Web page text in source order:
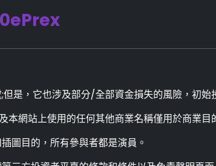
是，它也涉及部分/全部資金損失的風險，初
本網站上使用的任何其他商業名稱僅用於商業
圖目的，所有參與者都是演員。